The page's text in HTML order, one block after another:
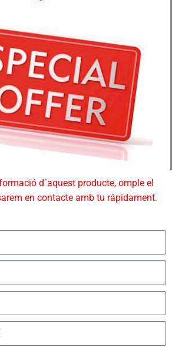
d´aquest producte, omple el
en contacte amb tu rápidament.